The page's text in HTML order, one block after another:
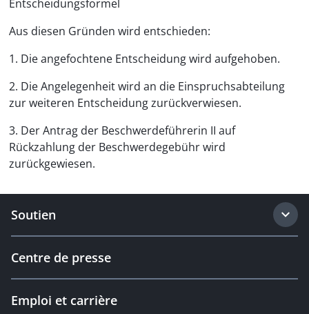
Entscheidungsformel
Aus diesen Gründen wird entschieden:
1. Die angefochtene Entscheidung wird aufgehoben.
2. Die Angelegenheit wird an die Einspruchsabteilung
zur weiteren Entscheidung zurückverwiesen.
3. Der Antrag der Beschwerdeführerin II auf
Rückzahlung der Beschwerdegebühr wird
zurückgewiesen.
Soutien
Centre de presse
Emploi et carrière